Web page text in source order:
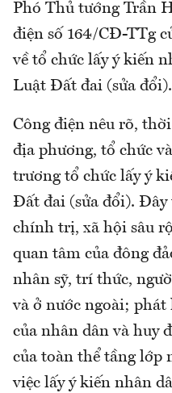
Phó Thủ tướng Trần
điện số 164/CĐ-TTg
về tổ chức lấy ý kiến
Luật Đất đai (sửa đổi).
Công điện nêu rõ,
địa phương, tổ chức
trương tổ chức lấy ý
Đất đai (sửa đổi).
chính trị, xã hội sâu
quan tâm của đông
nhân sỹ, trí thức,
và ở nước ngoài; phát
của nhân dân và huy
của toàn thể tầng lớp
việc lấy ý kiến nhân